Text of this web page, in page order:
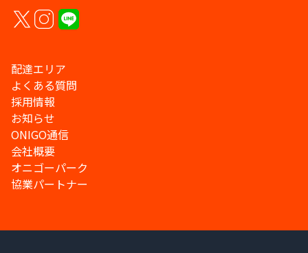
配達エリア
よくある質問
採用情報
お知らせ
ONIGO通信
会社概要
オニゴーパーク
協業パートナー